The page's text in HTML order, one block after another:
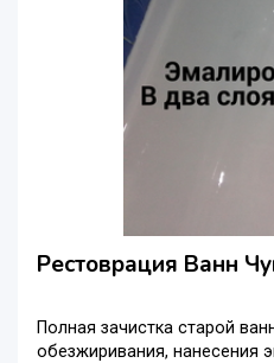
Рестоврация Ванн
Полная зачистка старой
обезжиривания, нанесения